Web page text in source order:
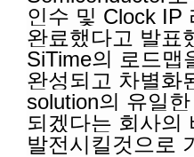
인수 및 Clock IP
완료했다고 발표
SiTime의 로드맵
완성되고 차별화
solution의 유일
되겠다는 회사의
발전시킬것으로